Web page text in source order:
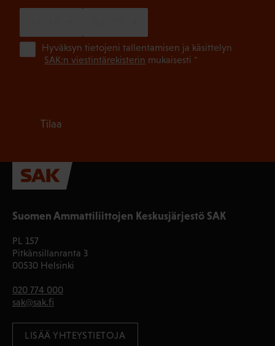
Suomen Ammattiliittojen Keskusjärjestö SAK
PL 157
Pitkänsillanranta 3
00530 Helsinki
020 774 000
sak@sak.fi
LISÄÄ YHTEYSTIETOJA
Hyväksyn tietojeni tallentamisen ja käsittelyn
SAK:n viestintärekisterin mukaisesti *
Tilaa